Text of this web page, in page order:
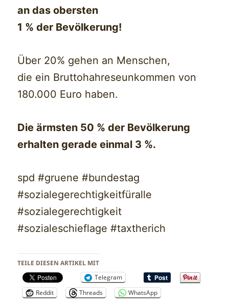
an das obersten
1 % der Bevölkerung!
Über 20% gehen an Menschen,
die ein Bruttohahreseunkommen von
180.000 Euro haben.
Die ärmsten 50 % der Bevölkerung
erhalten gerade einmal 3 %.
spd #gruene #bundestag
#sozialegerechtigkeitfüralle
#sozialegerechtigkeit
#sozialeschieflage #taxtherich
TEILE DIESEN ARTIKEL MIT
Telegram
Reddit
Threads WhatsApp